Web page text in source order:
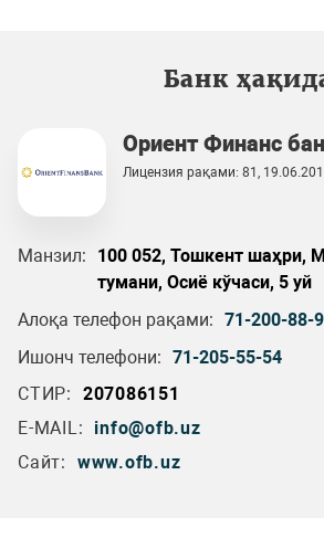
Банк
Ориент Финанс
Лицензия рақами: 81,
Манзил:
100 052, Тошкент шаҳри,
тумани, Осиё кўчаси, 5 уй
Алоқа телефон рақами: 71-200-88-
Ишонч телефони: 71-205-55-54
СТИР:
207086151
E-MAIL:
info@ofb.uz
Сайт:
www.ofb.uz